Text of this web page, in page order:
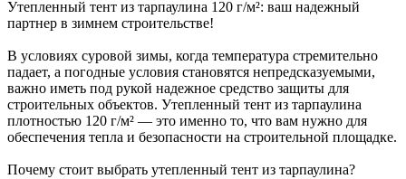
Утепленный тент из тарпаулина 120 г/м²: ваш надежный
партнер в зимнем строительстве!
В условиях суровой зимы, когда температура стремительно
падает, а погодные условия становятся непредсказуемыми,
важно иметь под рукой надежное средство защиты для
строительных объектов. Утепленный тент из тарпаулина
плотностью 120 г/м² — это именно то, что вам нужно для
обеспечения тепла и безопасности на строительной площадке.
Почему стоит выбрать утепленный тент из тарпаулина?